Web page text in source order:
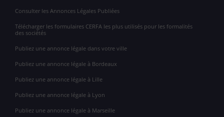
Consulter les Annonces Légales Publiées
Télécharger les formulaires CERFA les plus utilisés pour les formalités
des sociétés
Publiez une annonce légale dans votre ville
Publiez une annonce légale à Bordeaux
Publiez une annonce légale à Lille
Publiez une annonce légale à Lyon
Publiez une annonce légale à Marseille